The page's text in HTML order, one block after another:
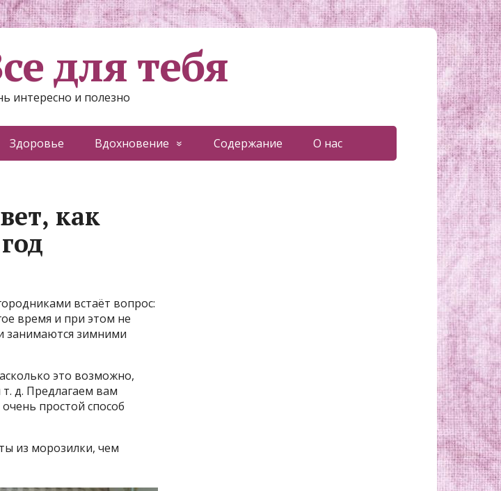
для тебя
интересно и полезно
Здоровье Вдохновение Содержание О нас
как
встаёт вопрос:
время и при этом не
занимаются зимними
это возможно,
д. Предлагаем вам
простой способ
из морозилки, чем